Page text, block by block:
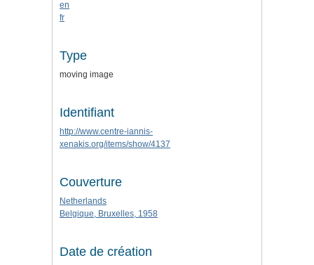
en
fr
Type
moving image
Identifiant
http://www.centre-iannis-
xenakis.org/items/show/4137
Couverture
Netherlands
Belgique, Bruxelles, 1958
Date de création